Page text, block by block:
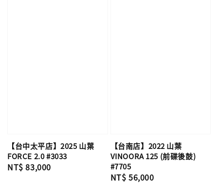
【台中太平店】2025 山葉
FORCE 2.0 #3033
Regular
NT$ 83,000
【台南店】2022 山葉
VINOORA 125 (前碟後鼓)
#7705
Regular
NT$ 56,000